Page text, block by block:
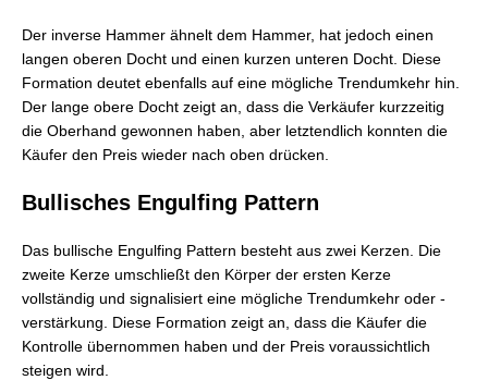
Der inverse Hammer ähnelt dem Hammer, hat jedoch einen
langen oberen Docht und einen kurzen unteren Docht. Diese
Formation deutet ebenfalls auf eine mögliche Trendumkehr hin.
Der lange obere Docht zeigt an, dass die Verkäufer kurzzeitig
die Oberhand gewonnen haben, aber letztendlich konnten die
Käufer den Preis wieder nach oben drücken.
Bullisches Engulfing Pattern
Das bullische Engulfing Pattern besteht aus zwei Kerzen. Die
zweite Kerze umschließt den Körper der ersten Kerze
vollständig und signalisiert eine mögliche Trendumkehr oder -
verstärkung. Diese Formation zeigt an, dass die Käufer die
Kontrolle übernommen haben und der Preis voraussichtlich
steigen wird.